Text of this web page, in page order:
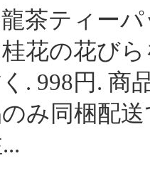
茶ティー
花の花び
. 998円. 商
み同梱配